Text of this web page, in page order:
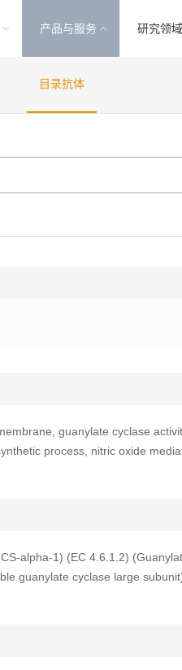
产品与服务 研究领域
目录抗体
guanylate cyclase
process, nitric oxide
alpha-1) (EC 4.6.1.2)
guanylate cyclase large